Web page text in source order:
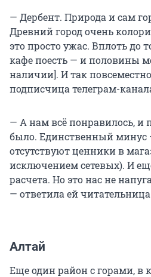
— Дербент. Природа и сам
Древний город очень
это просто ужас. Вплоть до
кафе поесть — и половины
наличии]. И так
подписчица телеграм-
— А нам всё понравилось, и
было. Единственный минус
отсутствуют ценники в
исключением сетевых). И
расчета. Но это нас не
— ответила ей
Алтай
Еще один район с горами, в